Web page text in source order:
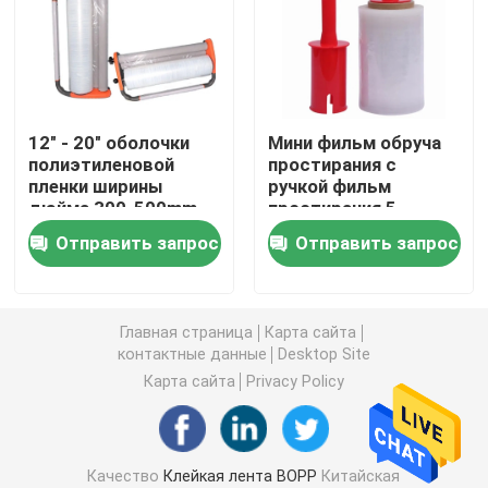
Клейкая лента PVC
Клейкая лента стеклоткани
Крен фильма простирания
Пакуя клейкая лента
Клейкая лента Polyimide
Клейкая лента пены
12" - 20" оболочки
полиэтиленовой
пленки ширины
дюйма 300-500mm
распределитель
кассеты для пленки
простирания
Отправить запрос
Мини фильм обруча
простирания с
ручкой фильм
простирания 5
дюймов
пластиковый с
вращая ручками для
Отправить запрос
Главная страница
Карта сайта
контактные данные
Desktop Site
Карта сайта
Privacy Policy
Качество Клейкая лента BOPP Китайская